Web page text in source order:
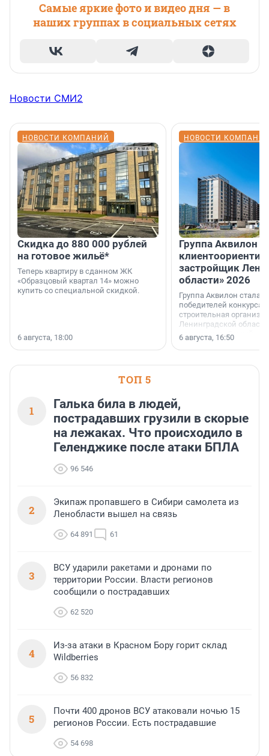
Самые яркие фото и видео дня — в
наших группах в социальных сетях
Новости СМИ2
НОВОСТИ КОМПАНИЙ
Скидка до 880 000 рублей
на готовое жильё*
Теперь квартиру в сданном ЖК
«Образцовый квартал 14» можно
купить со специальной скидкой.
6 августа, 18:00
НОВОСТИ
Группа Аквилон
застройщик
области» 2026
Группа Аквилон стала
победителей конкурса
строительная
Ленинградской области
номинации «Самый
застройщик
области».
6 августа, 16:50
ТОП 5
1
Галька била в людей,
пострадавших грузили в скорые
на лежаках. Что происходило в
Геленджике после атаки БПЛА
96 546
2
Экипаж пропавшего в Сибири самолета из
Ленобласти вышел на связь
64 891 61
3
ВСУ ударили ракетами и дронами по
территории России. Власти регионов
сообщили о пострадавших
62 520
4
Из-за атаки в Красном Бору горит склад
Wildberries
56 832
5
Почти 400 дронов ВСУ атаковали ночью 15
регионов России. Есть пострадавшие
54 698